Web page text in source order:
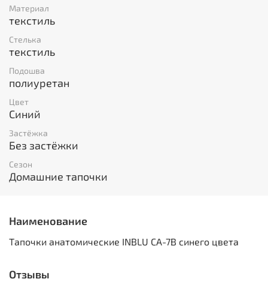
Материал
текстиль
Стелька
текстиль
Подошва
полиуретан
Цвет
Синий
Застёжка
Без застёжки
Сезон
Домашние тапочки
Наименование
Тапочки анатомические INBLU CA-7B синего цвета
Отзывы